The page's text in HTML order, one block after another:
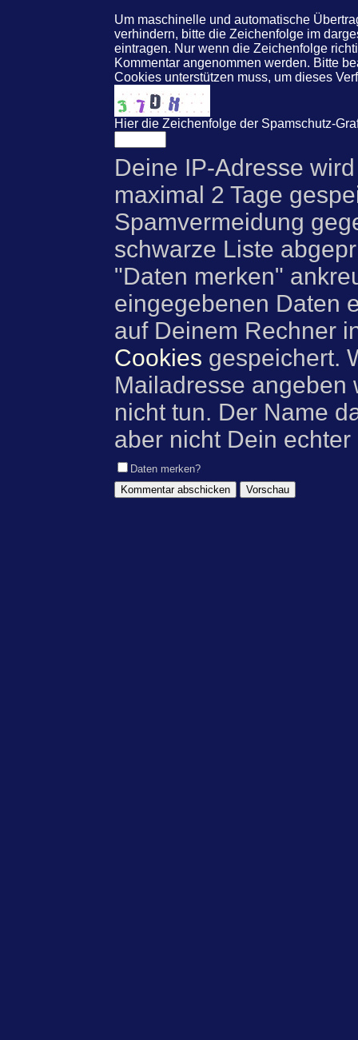
Um maschinelle und automatische
verhindern, bitte die Zeichenfolge im
eintragen. Nur wenn die Zeichenfolge
Kommentar angenommen werden. Bitte
Cookies unterstützen muss, um dieses
Hier die Zeichenfolge der Spamschutz-
Deine IP-Adresse
maximal 2 Tage
Spamvermeidung
schwarze Liste
"Daten merken"
eingegebenen Daten
auf Deinem Rechner
Cookies gespeichert.
Mailadresse angeben
nicht tun. Der Name
aber nicht Dein
Daten merken?